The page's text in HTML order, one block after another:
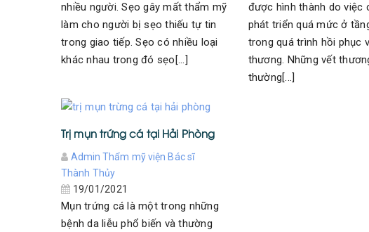
nhiều người. Sẹo gây mất thẩm mỹ
làm cho người bị sẹo thiếu tự tin
trong giao tiếp. Sẹo có nhiều loại
khác nhau trong đó sẹo[...]
được hình thành do việc
phát triển quá mức ở
trong quá trình hồi phục
thương. Những vết
thường[...]
Trị mụn trứng cá tại Hải Phòng
Admin Thẩm mỹ viện Bác sĩ
Thành Thủy
19/01/2021
Mụn trứng cá là một trong những
bệnh da liễu phổ biến và thường